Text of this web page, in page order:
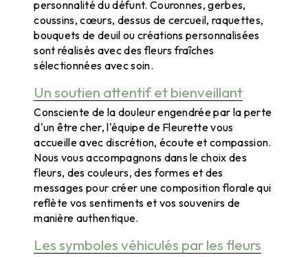
personnalité du défunt. Couronnes, gerbes,
coussins, cœurs, dessus de cercueil, raquettes,
bouquets de deuil ou créations personnalisées
sont réalisés avec des fleurs fraîches
sélectionnées avec soin.
Un soutien attentif et bienveillant
Consciente de la douleur engendrée par la perte
d'un être cher, l'équipe de Fleurette vous
accueille avec discrétion, écoute et compassion.
Nous vous accompagnons dans le choix des
fleurs, des couleurs, des formes et des
messages pour créer une composition florale qui
reflète vos sentiments et vos souvenirs de
manière authentique.
Les symboles véhiculés par les fleurs